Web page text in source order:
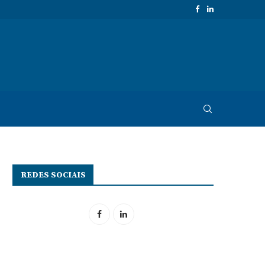
REDES SOCIAIS